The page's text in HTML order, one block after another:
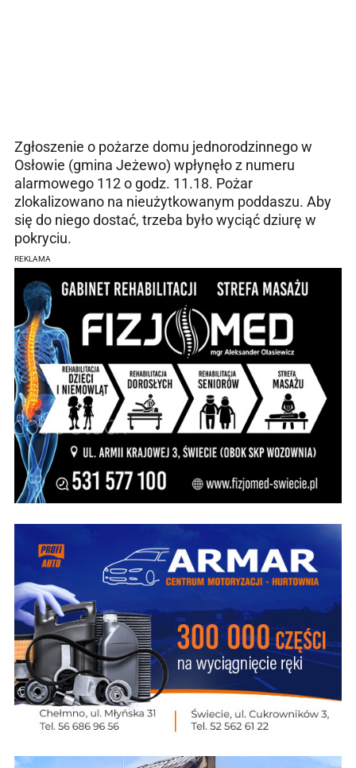
Zgłoszenie o pożarze domu jednorodzinnego w
Osłowie (gmina Jeżewo) wpłynęło z numeru
alarmowego 112 o godz. 11.18. Pożar
zlokalizowano na nieużytkowanym poddaszu. Aby
się do niego dostać, trzeba było wyciąć dziurę w
pokryciu.
REKLAMA